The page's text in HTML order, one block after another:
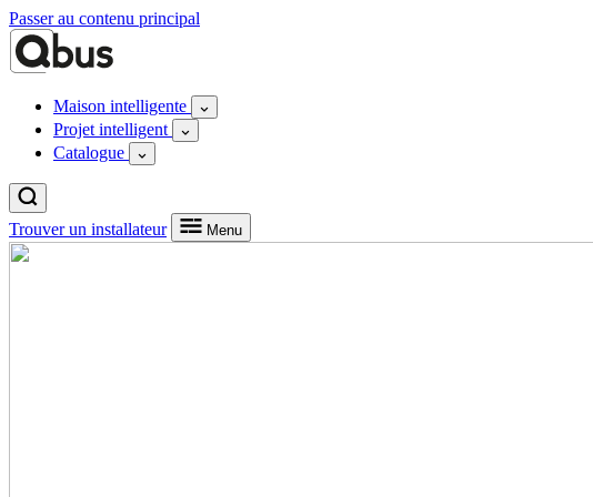
Passer au contenu principal
Maison intelligente
Projet intelligent
Catalogue
Trouver un installateur Menu